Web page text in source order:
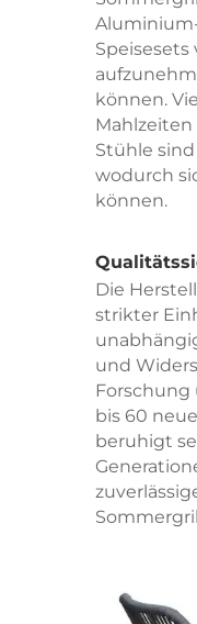
können.
Stühle
wodurch
können.
Die
strikter
und
bis 60
beruhigt